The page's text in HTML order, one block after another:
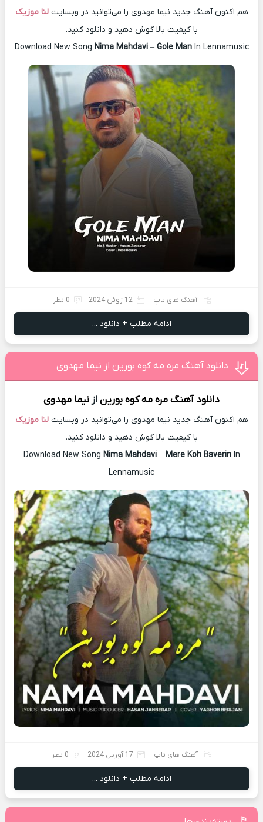
هم اکنون آهنگ جدید نیما مهدوی را می‌توانید در وبسایتلنا موزیک
با کیفیت بالا گوش دهید و دانلود کنید.
Download New Song Nima Mahdavi– Gole ManIn Lennamusic
آهنگ های تاپ 12 ژوئن 2024 0 نظر
ادامه مطلب + دانلود ...
دانلود آهنگ مره مه کوه بورین از نیما مهدوی
دانلود آهنگمره مه کوه بورینازنیما مهدوی
هم اکنون آهنگ جدید نیما مهدوی را می‌توانید در وبسایتلنا موزیک
با کیفیت بالا گوش دهید و دانلود کنید.
Download New Song Nima Mahdavi– Mere Koh BaverinIn
Lennamusic
آهنگ های تاپ 17 آوریل 2024 0 نظر
ادامه مطلب + دانلود ...